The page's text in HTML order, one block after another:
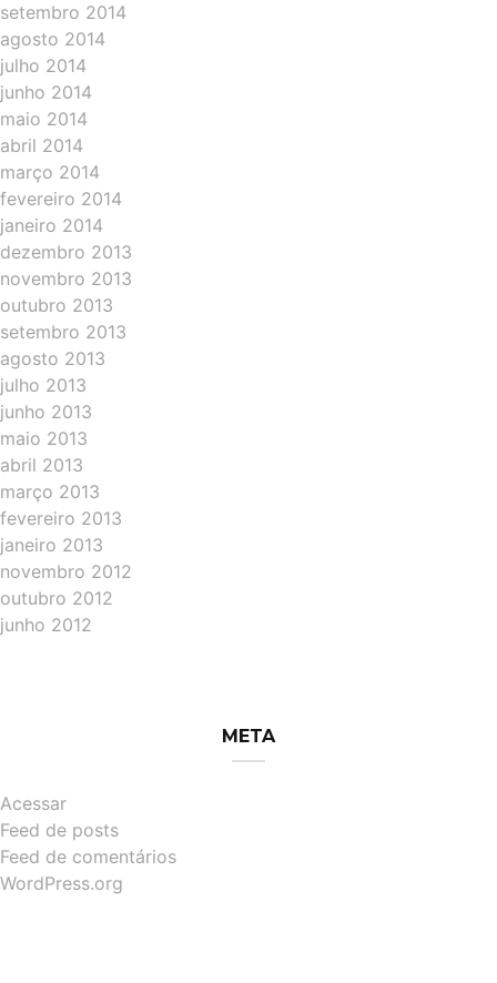
setembro 2014
agosto 2014
julho 2014
junho 2014
maio 2014
abril 2014
março 2014
fevereiro 2014
janeiro 2014
dezembro 2013
novembro 2013
outubro 2013
setembro 2013
agosto 2013
julho 2013
junho 2013
maio 2013
abril 2013
março 2013
fevereiro 2013
janeiro 2013
novembro 2012
outubro 2012
junho 2012
META
Acessar
Feed de posts
Feed de comentários
WordPress.org